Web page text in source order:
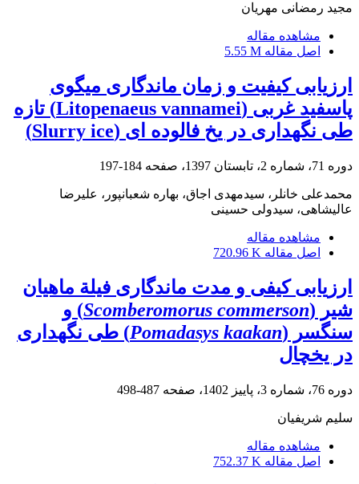
مجید رمضانی مهریان
مشاهده مقاله
اصل مقاله 5.55 M
ارزیابی کیفیت و زمان ماندگاری میگوی
پاسفید غربی (Litopenaeus vannamei) تازه
طی نگهداری در یخ فالوده ای (Slurry ice)
دوره 71، شماره 2، تابستان 1397، صفحه 184-197
محمدعلی خانلر، سیدمهدی اجاق، بهاره شعبانپور، علیرضا
عالیشاهی، سیدولی حسینی
مشاهده مقاله
اصل مقاله 720.96 K
ارزیابی کیفی و مدت ماندگاری فیلة ماهیان
شیر (Scomberomorus commerson) و
سنگسر (Pomadasys kaakan) طی نگهداری
در یخچال
دوره 76، شماره 3، پاییز 1402، صفحه 487-498
سلیم شریفیان
مشاهده مقاله
اصل مقاله 752.37 K